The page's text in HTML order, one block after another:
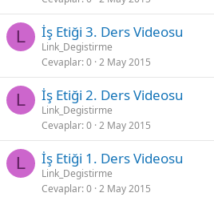
L İş Etiği 3. Ders Videosu
Link_Degistirme
Cevaplar 0 2 May 2015
L İş Etiği 2. Ders Videosu
Link_Degistirme
Cevaplar 0 2 May 2015
L İş Etiği 1. Ders Videosu
Link_Degistirme
Cevaplar 0 2 May 2015